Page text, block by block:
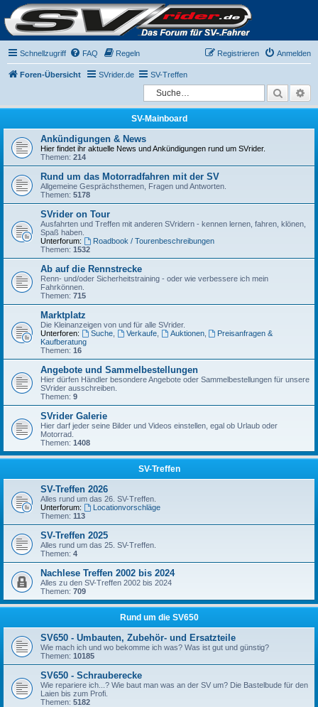
Schnellzugriff FAQ Regeln Anmelden
Registrieren
Foren-Übersicht SVrider.de SV-Treffen
Suche
SV-Mainboard
Ankündigungen & News
Hier findet ihr aktuelle News und Ankündigungen rund um SVrider.
Themen: 214
Rund um das Motorradfahren mit der SV
Allgemeine Gesprächsthemen, Fragen und Antworten.
Themen: 5178
SVrider on Tour
Ausfahrten und Treffen mit anderen SVridern - kennen lernen, fahren, klönen,
Spaß haben.
Unterforum:
Roadbook / Tourenbeschreibungen
Themen: 1532
Ab auf die Rennstrecke
Renn- und/oder Sicherheitstraining - oder wie verbessere ich mein
Fahrkönnen.
Themen: 715
Marktplatz
Die Kleinanzeigen von und für alle SVrider.
Unterforen:
Suche, Verkaufe, Auktionen,
Preisanfragen &
Kaufberatung
Themen: 16
Angebote und Sammelbestellungen
Hier dürfen Händler besondere Angebote oder Sammelbestellungen für unsere
SVrider ausschreiben.
Themen: 9
SVrider Galerie
Hier darf jeder seine Bilder und Videos einstellen, egal ob Urlaub oder
Motorrad.
Themen: 1408
SV-Treffen
SV-Treffen 2026
Alles rund um das 26. SV-Treffen.
Unterforum:
Locationvorschläge
Themen: 113
SV-Treffen 2025
Alles rund um das 25. SV-Treffen.
Themen: 4
Nachlese Treffen 2002 bis 2024
Alles zu den SV-Treffen 2002 bis 2024
Themen: 709
Rund um die SV650
SV650 - Umbauten, Zubehör- und Ersatzteile
Wie mach ich und wo bekomme ich was? Was ist gut und günstig?
Themen: 10185
SV650 - Schrauberecke
Wie repariere ich...? Wie baut man was an der SV um? Die Bastelbude für den
Laien bis zum Profi.
Themen: 5182